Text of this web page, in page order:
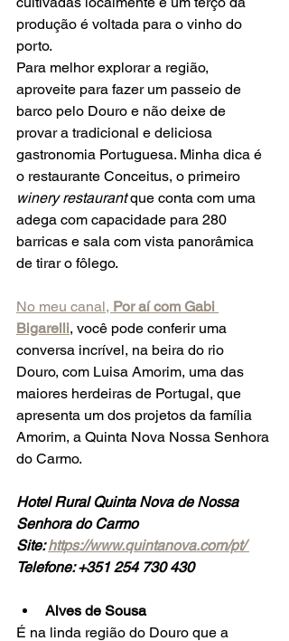
produção é voltada para o vinho do
porto. ​
Para melhor explorar a região,
aproveite para fazer um passeio de
barco pelo Douro e não deixe de
provar a tradicional e deliciosa
gastronomia Portuguesa. Minha dica é
o restaurante Conceitus, o primeiro
winery restaurant que conta com uma
adega com capacidade para 280
barricas e sala com vista panorâmica
de tirar o fôlego.
No meu canal, Por aí com Gabi
Bigarelli, você pode conferir uma
conversa incrível, na beira do rio
Douro, com Luisa Amorim, uma das
maiores herdeiras de Portugal, que
apresenta um dos projetos da família
Amorim, a Quinta Nova Nossa Senhora
do Carmo.
Hotel Rural Quinta Nova de Nossa
Senhora do Carmo
Site: https://www.quintanova.com/pt/
Telefone: +351 254 730 430
Alves de Sousa
É na linda região do Douro que a